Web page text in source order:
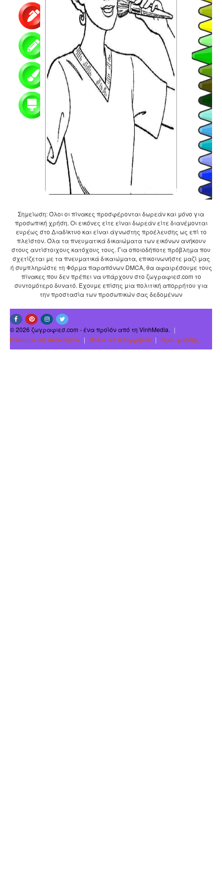
Σημείωση: Όλοι οι πίνακες προσφέρονται δωρεάν και μόνο για
προσωπική χρήση. Οι εικόνες είτε είναι δωρεάν είτε διανέμονται
ευρέως στο Διαδίκτυο και είναι άγνωστης προέλευσης ως επί το
πλείστον. Όλα τα πνευματικά δικαιώματα των εικόνων ανήκουν
στους αντίστοιχους κατόχους τους. Για οποιοδήποτε πρόβλημα που
σχετίζεται με τα πνευματικά δικαιώματα, επικοινωνήστε μαζί μας
ή συμπληρώστε τη Φόρμα παραπόνων DMCA, θα αφαιρέσουμε τους
πίνακες που δεν πρέπει να υπάρχουν στο ζωγραφιεσ.com το
συντομότερο δυνατό. Έχουμε επίσης μια πολιτική απορρήτου για
την προστασία των προσωπικών σας δεδομένων
© 2026 ζωγραφιεσ.com - ένα προϊόν από τη VinhMedia. |
Πνευματική ιδιοκτησία | Πολιτική Απορρήτου | Οροι χρήσης